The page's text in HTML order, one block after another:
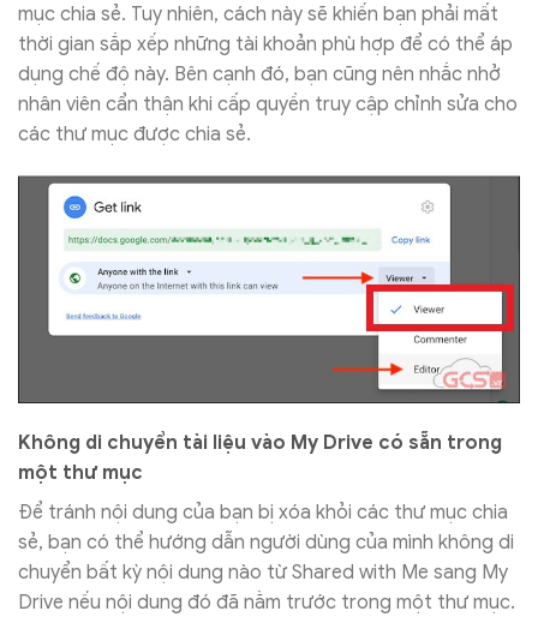
mục chia sẻ. Tuy nhiên, cách này sẽ khiến bạn phải mất
thời gian sắp xếp những tài khoản phù hợp để có thể áp
dụng chế độ này. Bên cạnh đó, bạn cũng nên nhắc nhở
nhân viên cẩn thận khi cấp quyền truy cập chỉnh sửa cho
các thư mục được chia sẻ.
Không di chuyển tài liệu vào My Drive có sẵn trong
một thư mục
Để tránh nội dung của bạn bị xóa khỏi các thư mục chia
sẻ, bạn có thể hướng dẫn người dùng của mình không di
chuyển bất kỳ nội dung nào từ Shared with Me sang My
Drive nếu nội dung đó đã nằm trước trong một thư mục.